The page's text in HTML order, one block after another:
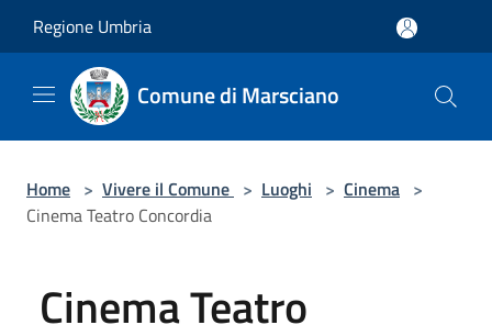
Regione Umbria
Comune di Marsciano
Home > Vivere il Comune > Luoghi > Cinema >
Cinema Teatro Concordia
Cinema Teatro